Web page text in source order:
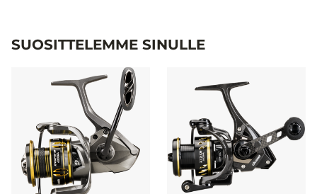
SUOSITTELEMME SINULLE